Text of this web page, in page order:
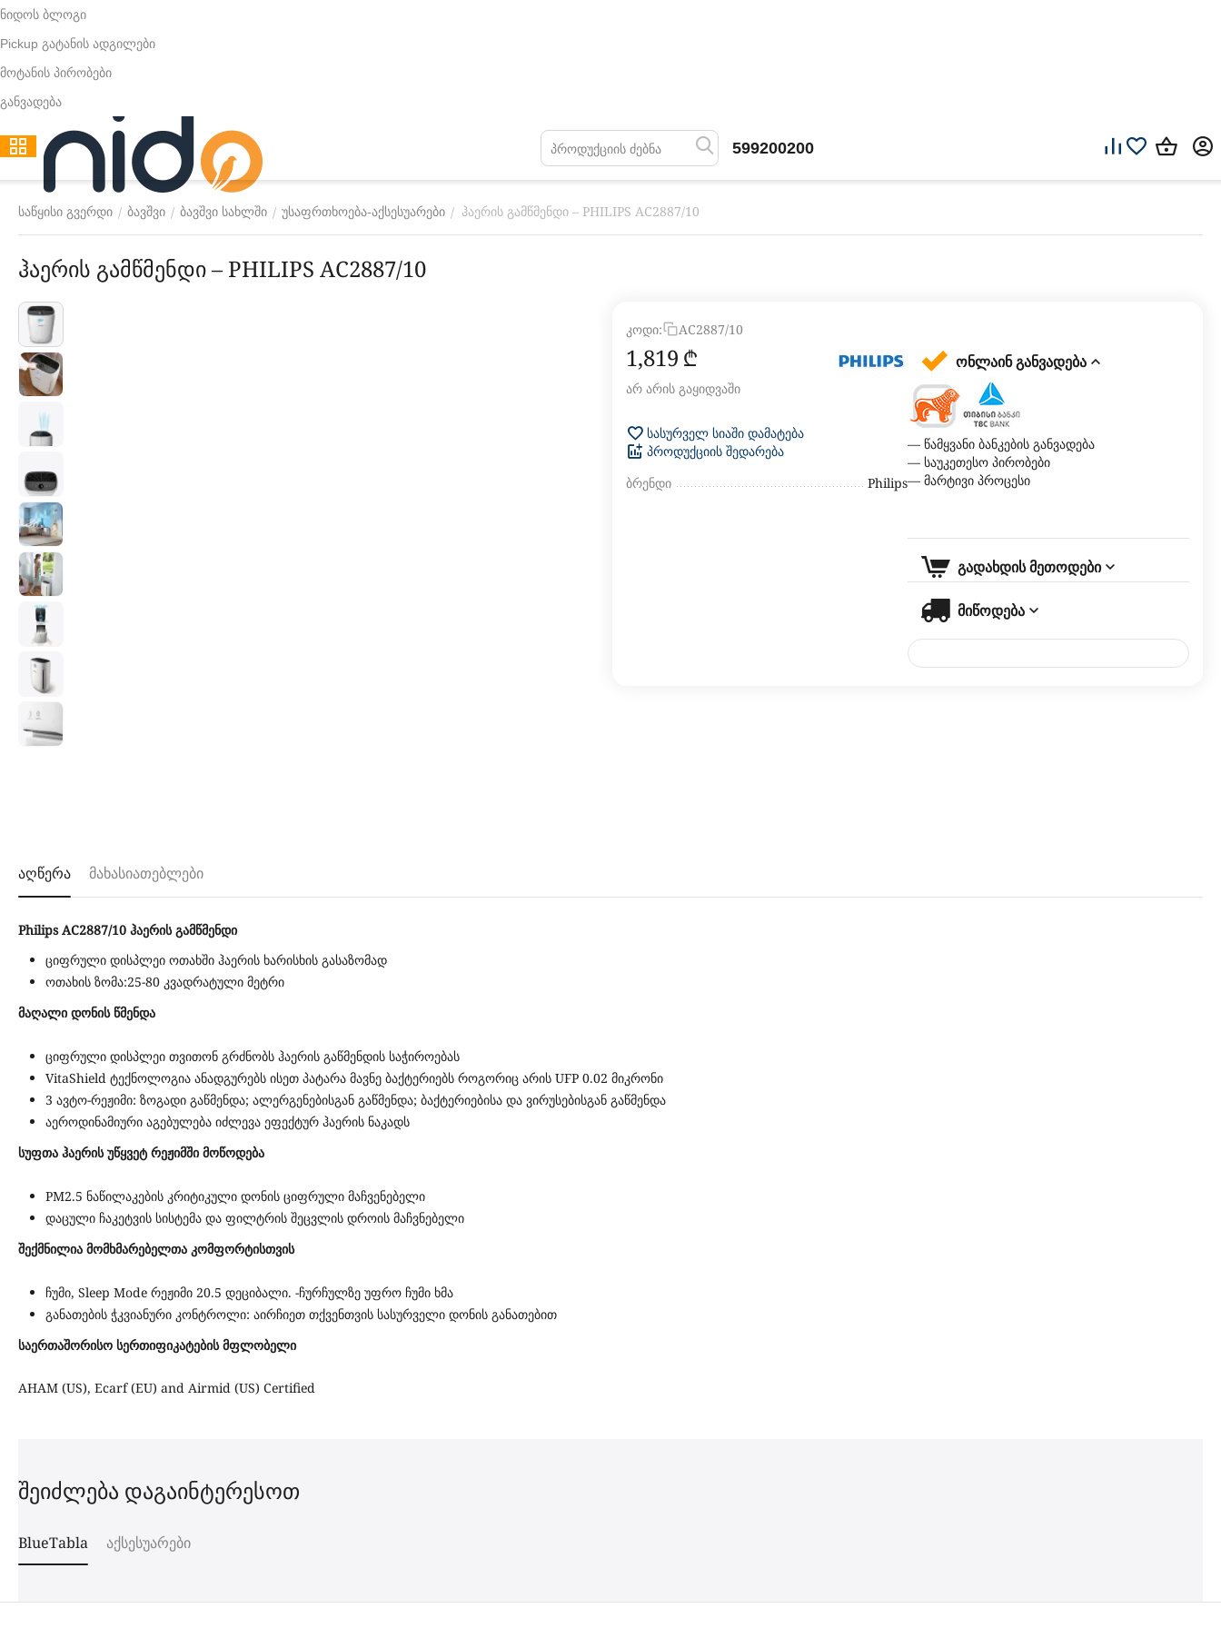
ნიდოს ბლოგი
Pickup გატანის ადგილები
მოტანის პირობები
განვადება
599200200
საწყისი გვერდი / ბავშვი / ბავშვი სახლში / უსაფრთხოება-აქსესუარები / ჰაერის გამწმენდი – PHILIPS AC2887/10
ჰაერის გამწმენდი – PHILIPS AC2887/10
კოდი: AC2887/10
1,819 ₾
არ არის გაყიდვაში
სასურველ სიაში დამატება
პროდუქციის შედარება
ბრენდი Philips
ონლაინ განვადება
— წამყვანი ბანკების განვადება
— საუკეთესო პირობები
— მარტივი პროცესი
გადახდის მეთოდები
მიწოდება
აღწერა მახასიათებლები
Philips AC2887/10 ჰაერის გამწმენდი
ციფრული დისპლეი ოთახში ჰაერის ხარისხის გასაზომად
ოთახის ზომა:25-80 კვადრატული მეტრი
მაღალი დონის წმენდა
ციფრული დისპლეი თვითონ გრძნობს ჰაერის გაწმენდის საჭიროებას
VitaShield ტექნოლოგია ანადგურებს ისეთ პატარა მავნე ბაქტერიებს როგორიც არის UFP 0.02 მიკრონი
3 ავტო-რეჟიმი: ზოგადი გაწმენდა; ალერგენებისგან გაწმენდა; ბაქტერიებისა და ვირუსებისგან გაწმენდა
აეროდინამიური აგებულება იძლევა ეფექტურ ჰაერის ნაკადს
სუფთა ჰაერის უწყვეტ რეჟიმში მოწოდება
PM2.5 ნაწილაკების კრიტიკული დონის ციფრული მაჩვენებელი
დაცული ჩაკეტვის სისტემა და ფილტრის შეცვლის დროის მაჩვნებელი
შექმნილია მომხმარებელთა კომფორტისთვის
ჩუმი, Sleep Mode რეჟიმი 20.5 დეციბალი. -ჩურჩულზე უფრო ჩუმი ხმა
განათების ჭკვიანური კონტროლი: აირჩიეთ თქვენთვის სასურველი დონის განათებით
საერთაშორისო სერთიფიკატების მფლობელი
AHAM (US), Ecarf (EU) and Airmid (US) Certified
შეიძლება დაგაინტერესოთ
BlueTabla აქსესუარები